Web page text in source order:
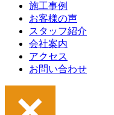
施工事例
お客様の声
スタッフ紹介
会社案内
アクセス
お問い合わせ